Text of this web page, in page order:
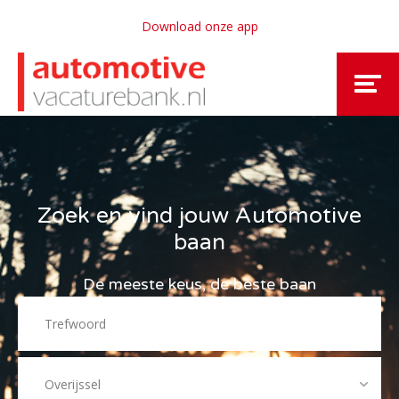
Download onze app
Zoek en vind jouw Automotive
baan
De meeste keus, de beste baan